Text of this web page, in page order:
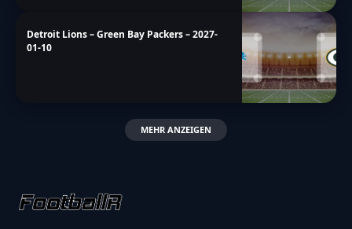
Detroit Lions – Green Bay Packers – 2027-
01-10
MEHR ANZEIGEN